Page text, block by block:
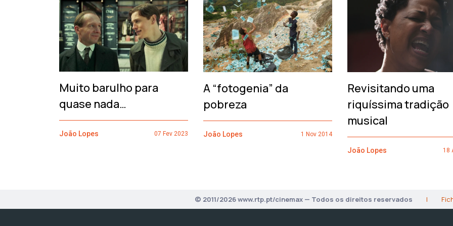
Muito barulho para
quase nada…
João Lopes 07 Fev 2023
A “fotogenia” da
pobreza
João Lopes 1 Nov 2014
Revisitando uma
riquíssima tradição
musical
João Lopes 18
‹
© 2011/2026 www.rtp.pt/cinemax — Todos os direitos reservados |